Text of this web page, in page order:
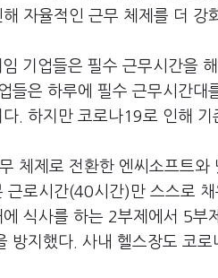
자율적인 근무 체제를 더 강
기업들은 필수 근무시간을
들은 하루에 필수 근무시간
. 하지만 코로나19로 인해
체제로 전환한 엔씨소프트
근로시간(40시간)만 스스로
식사를 하는 2부제에서 5
방지했다. 사내 헬스장도 코